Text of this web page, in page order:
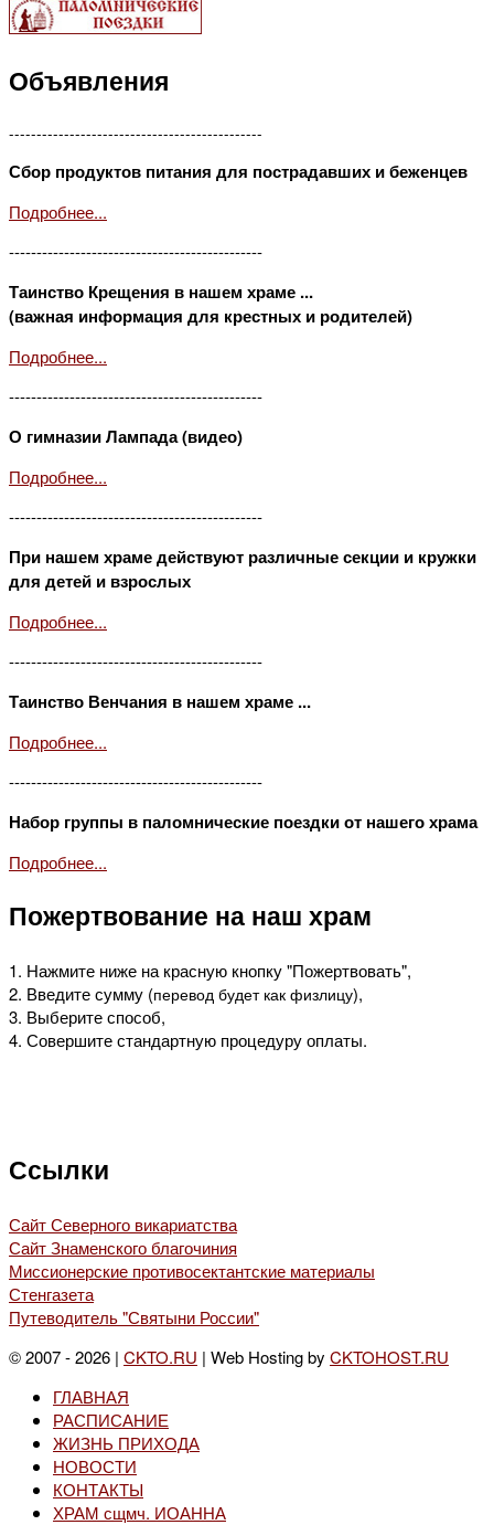
Объявления
----------------------------------------------
Сбор продуктов питания для пострадавших и беженцев
Подробнее...
----------------------------------------------
Таинство Крещения в нашем храме ...
(важная информация для крестных и родителей)
Подробнее...
----------------------------------------------
О гимназии Лампада (видео)
Подробнее...
----------------------------------------------
При нашем храме действуют различные секции и кружки
для детей и взрослых
Подробнее...
----------------------------------------------
Таинство Венчания в нашем храме ...
Подробнее...
----------------------------------------------
Набор группы в паломнические поездки от нашего храма
Подробнее...
Пожертвование на наш храм
1. Нажмите ниже на красную кнопку "Пожертвовать",
2. Введите сумму (перевод будет как физлицу),
3. Выберите способ,
4. Совершите стандартную процедуру оплаты.
Ссылки
Сайт Северного викариатства
Сайт Знаменского благочиния
Миссионерские противосектантские материалы
Стенгазета
Путеводитель "Святыни России"
© 2007 - 2026 | CKTO.RU | Web Hosting by CKTOHOST.RU
ГЛАВНАЯ
РАСПИСАНИЕ
ЖИЗНЬ ПРИХОДА
НОВОСТИ
КОНТАКТЫ
ХРАМ сщмч. ИОАННА